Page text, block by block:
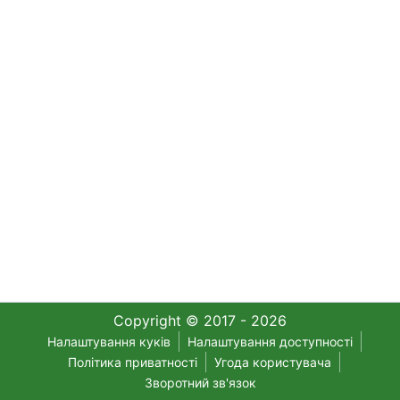
Copyright © 2017 - 2026
Налаштування куків
Налаштування доступності
Політика приватності
Угода користувача
Зворотний зв'язок